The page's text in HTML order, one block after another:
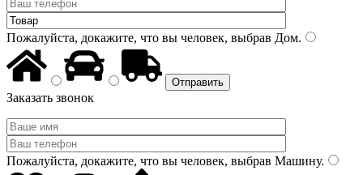
Пожалуйста, докажите, что вы человек, выбрав Дом.
Заказать звонок
Пожалуйста, докажите, что вы человек, выбрав Машину.